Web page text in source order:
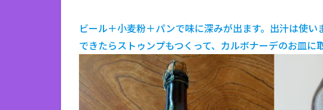
ビール＋小麦粉＋パンで味に深みが出ます。出汁は使い
できたらストゥンプもつくって、カルボナーデのお皿に